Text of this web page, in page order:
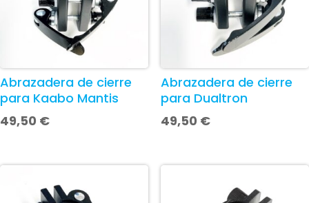
Abrazadera de cierre
para Kaabo Mantis
49,50 €
Abrazadera de cierre
para Dualtron
49,50 €